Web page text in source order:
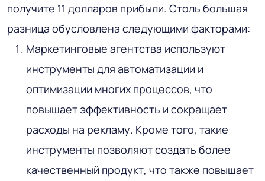
получите 11 долларов прибыли. Столь большая
разница обусловлена следующими факторами:
Маркетинговые агентства используют
инструменты для автоматизации и
оптимизации многих процессов, что
повышает эффективность и сокращает
расходы на рекламу. Кроме того, такие
инструменты позволяют создать более
качественный продукт, что также повышает